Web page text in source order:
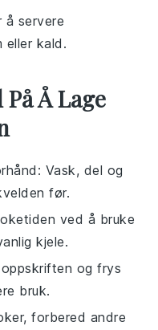
å servere
eller kald.
Å Lage
: Vask, del og
før.
ved å bruke
kjele.
og frys
bruk.
forbered andre